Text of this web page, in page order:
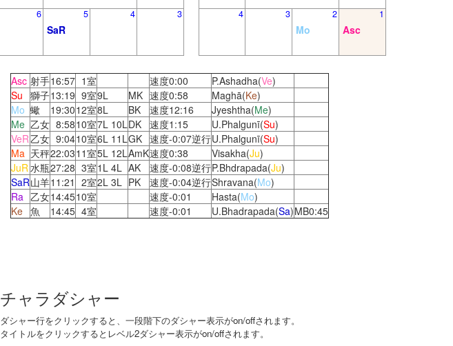
6
SaR
5 4 3 4 3
Mo
2
Asc
1
Asc 射手16:57 1室 速度0:00 P.Ashadha(Ve)
Su 獅子13:19 9室9L MK 速度0:58 Maghā(Ke)
Mo 蠍 19:3012室8L BK 速度12:16 Jyeshtha(Me)
Me 乙女 8:5810室7L 10LDK 速度1:15 U.Phalgunī(Su)
VeR乙女 9:0410室6L 11LGK 速度-0:07逆行U.Phalgunī(Su)
Ma 天秤22:0311室5L 12LAmK速度0:38 Visakha(Ju)
JuR水瓶27:28 3室1L 4L AK 速度-0:08逆行P.Bhdrapada(Ju)
SaR山羊11:21 2室2L 3L PK 速度-0:04逆行Shravana(Mo)
Ra 乙女14:4510室 速度-0:01 Hasta(Mo)
Ke 魚 14:45 4室 速度-0:01 U.Bhadrapada(Sa)MB0:45
チャラダシャー
ダシャー行をクリックすると、一段階下のダシャー表示がon/offされます。
タイトルをクリックするとレベル2ダシャー表示がon/offされます。